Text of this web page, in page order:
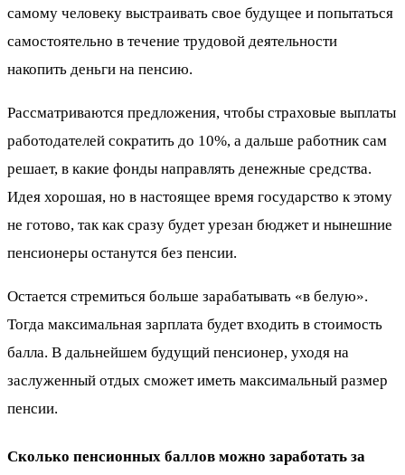
самому человеку выстраивать свое будущее и попытаться
самостоятельно в течение трудовой деятельности
накопить деньги на пенсию.
Рассматриваются предложения, чтобы страховые выплаты
работодателей сократить до 10%, а дальше работник сам
решает, в какие фонды направлять денежные средства.
Идея хорошая, но в настоящее время государство к этому
не готово, так как сразу будет урезан бюджет и нынешние
пенсионеры останутся без пенсии.
Остается стремиться больше зарабатывать «в белую».
Тогда максимальная зарплата будет входить в стоимость
балла. В дальнейшем будущий пенсионер, уходя на
заслуженный отдых сможет иметь максимальный размер
пенсии.
Сколько пенсионных баллов можно заработать за